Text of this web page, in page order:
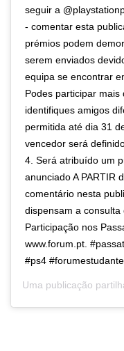
seguir a
- comentar esta
prémios podem
serem enviados
equipa se encontrar
Podes participar
identifiques amigos
permitida até dia 31
vencedor será
4. Será atribuído um
anunciado A PARTIR
comentário nesta
dispensam a
Participação nos
www.forum.pt.
#ps4 #forumestudante
Uma publicação